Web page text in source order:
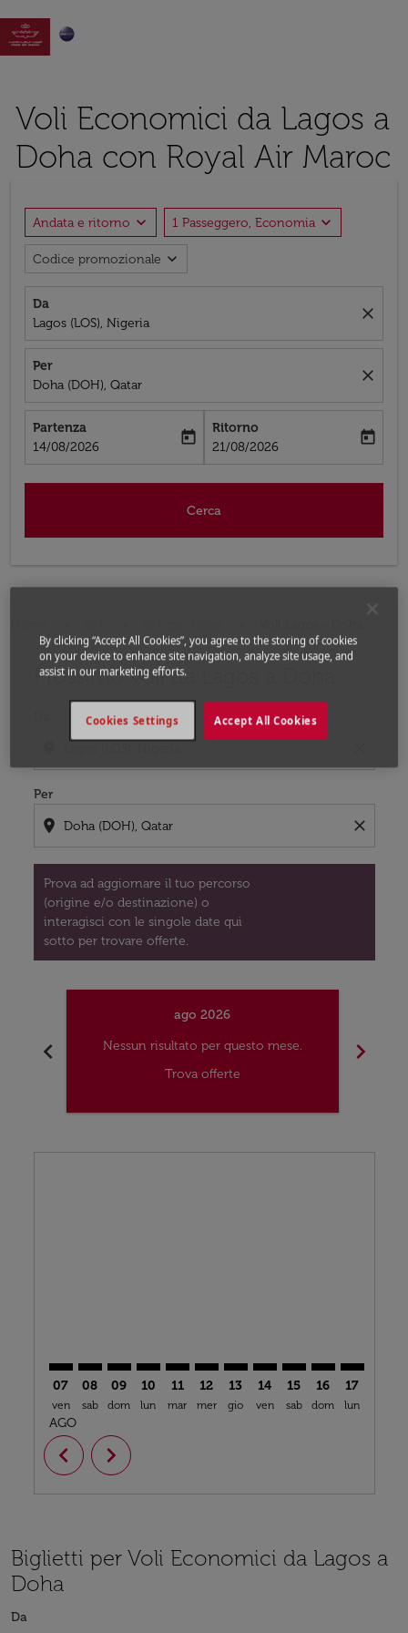

Voli Economici da Lagos a
Doha con Royal Air Maroc
Andata e ritorno expand_more 1 Passeggero, Economia expand_more
Codice promozionale expand_more
Da
Lagos (LOS), Nigeria
close
Per
Doha (DOH), Qatar
close
Partenza
fc-booking-departure-date-aria-label
14/08/2026
today
Ritorno
fc-booking-return-date-aria-label
21/08/2026
today
Cerca
Prossimo voli da Lagos a Doha
Per
location_on close
Prova ad aggiornare il tuo percorso
(origine e/o destinazione) o
interagisci con le singole date qui
sotto per trovare offerte.
Prova ad aggiornare il tuo percorso (origine e/o
chevron_left
ago 2026
Nessun risultato per questo mese.
Trova offerte
chevron_right
07
ven
AGO
08
sab
09
dom
10
lun
11
mar
12
mer
13
gio
14
ven
15
sab
16
dom
17
lun
chevron_left chevron_right
Biglietti per Voli Economici da Lagos a
Doha
Da
By clicking “Accept All Cookies”, you agree to the storing of cookies
on your device to enhance site navigation, analyze site usage, and
assist in our marketing efforts.
Accept All Cookies
Cookies Settings